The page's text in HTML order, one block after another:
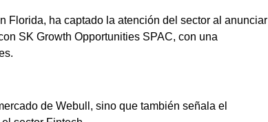
Florida, ha captado la atención del sector al anunciar
SK Growth Opportunities SPAC, con una
de Webull, sino que también señala el